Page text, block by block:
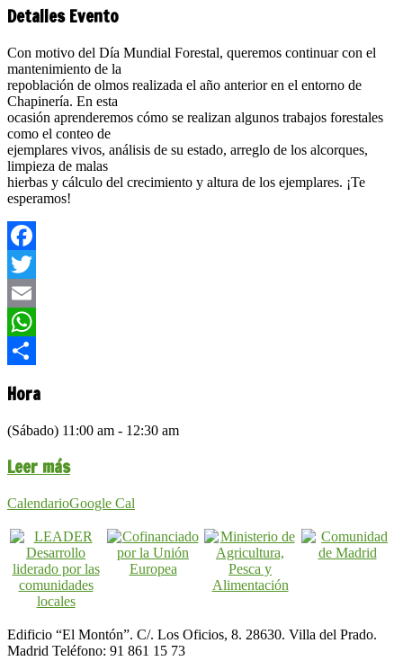
Detalles Evento
Con motivo del Día Mundial Forestal, queremos continuar con el
mantenimiento de la
repoblación de olmos realizada el año anterior en el entorno de
Chapinería. En esta
ocasión aprenderemos cómo se realizan algunos trabajos forestales
como el conteo de
ejemplares vivos, análisis de su estado, arreglo de los alcorques,
limpieza de malas
hierbas y cálculo del crecimiento y altura de los ejemplares. ¡Te
esperamos!
Facebook
Twitter
Email
WhatsApp
Hora
(Sábado) 11:00 am - 12:30 am
Leer más
CalendarioGoogle Cal
Edificio “El Montón”. C/. Los Oficios, 8. 28630. Villa del Prado.
Madrid Teléfono: 91 861 15 73